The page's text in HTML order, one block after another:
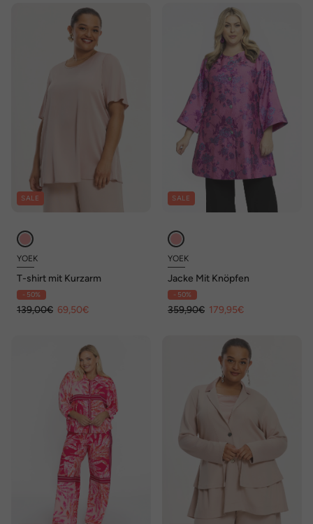
SALE
YOEK
T-shirt mit Kurzarm
- 50%
139,00€ 69,50€
SALE
YOEK
Jacke Mit Knöpfen
- 50%
359,90€ 179,95€